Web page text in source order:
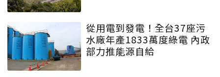
從用電到發電！全台37座污
水廠年產1833萬度綠電 內政
部力推能源自給